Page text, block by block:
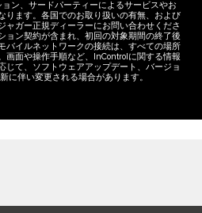
ン、サードパーティーによるサービスやお
ります。各国でのお取り扱いの有無、および
ャガー正規ディーラーにお問い合わせくださ
ョン契約が含まれ、初回の対象期間の終了後
バイルネットワークの接続は、すべての場所
画面や操作手順など、InControlに関する情報
じて、ソフトウェアアップデート、バージョ
に伴い変更される場合があります。